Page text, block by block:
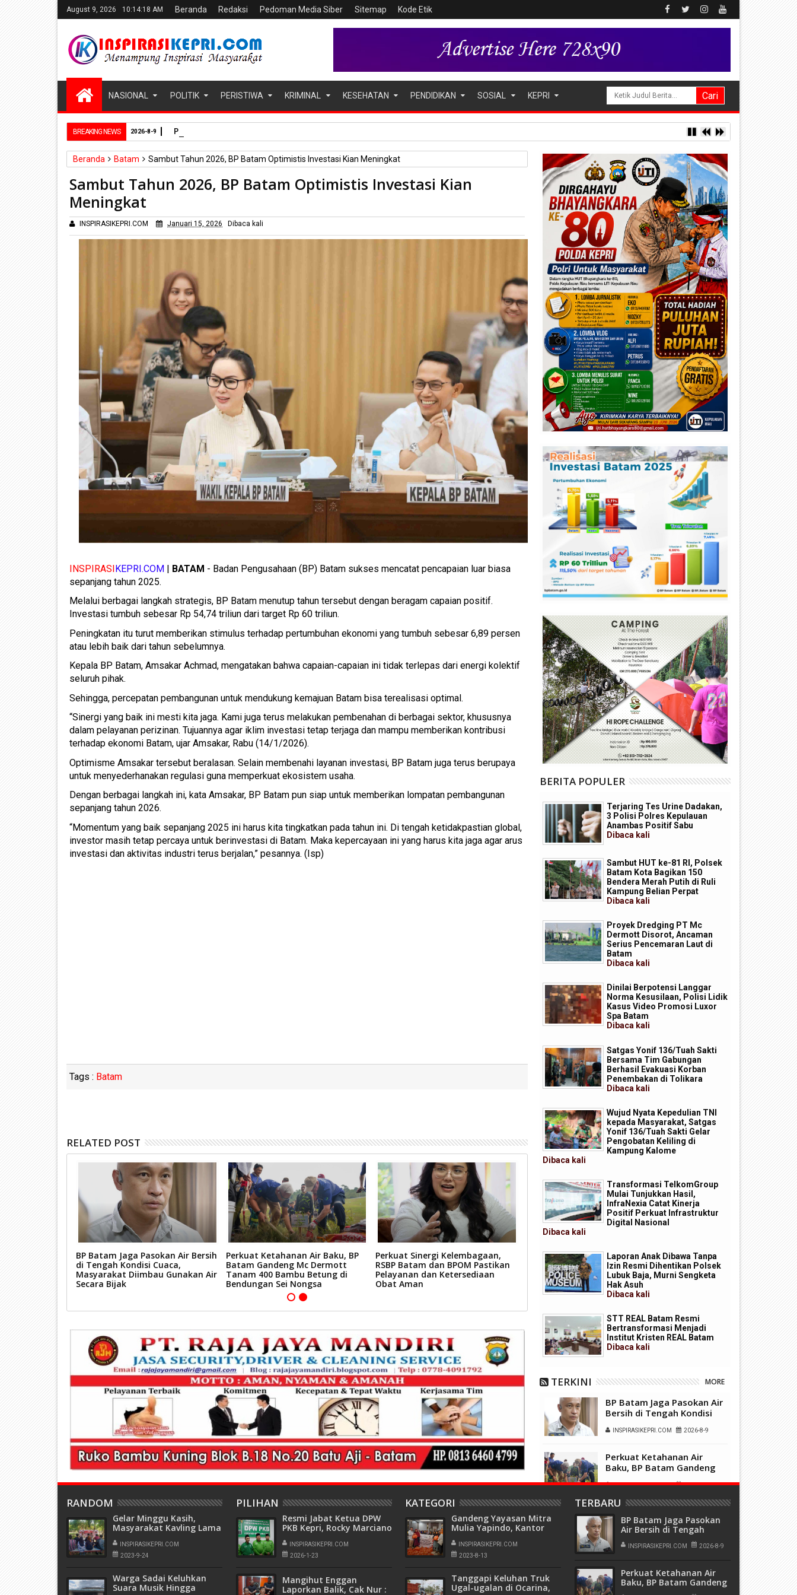
August 9, 2026 10:14:19 AM Beranda Redaksi Pedoman Media Siber Sitemap Kode Etik
NASIONAL POLITIK PERISTIWA KRIMINAL KESEHATAN PENDIDIKAN SOSIAL KEPRI
BREAKING NEWS Perkuat Ketahanan Air Baku, BP Batam Gandeng Mc Dermott Tanam 400 Bambu Betung di Bendungan Sei Nongsa
2026-8-9
Beranda Batam Sambut Tahun 2026, BP Batam Optimistis Investasi Kian Meningkat
Sambut Tahun 2026, BP Batam Optimistis Investasi Kian
Meningkat
INSPIRASIKEPRI.COM Januari 15, 2026 Dibaca kali
INSPIRASIKEPRI.COM | BATAM - Badan Pengusahaan (BP) Batam sukses mencatat pencapaian luar biasa
sepanjang tahun 2025.
Melalui berbagai langkah strategis, BP Batam menutup tahun tersebut dengan beragam capaian positif.
Investasi tumbuh sebesar Rp 54,74 triliun dari target Rp 60 triliun.
Peningkatan itu turut memberikan stimulus terhadap pertumbuhan ekonomi yang tumbuh sebesar 6,89 persen
atau lebih baik dari tahun sebelumnya.
Kepala BP Batam, Amsakar Achmad, mengatakan bahwa capaian-capaian ini tidak terlepas dari energi kolektif
seluruh pihak.
Sehingga, percepatan pembangunan untuk mendukung kemajuan Batam bisa terealisasi optimal.
“Sinergi yang baik ini mesti kita jaga. Kami juga terus melakukan pembenahan di berbagai sektor, khususnya
dalam pelayanan perizinan. Tujuannya agar iklim investasi tetap terjaga dan mampu memberikan kontribusi
terhadap ekonomi Batam, ujar Amsakar, Rabu (14/1/2026).
Optimisme Amsakar tersebut beralasan. Selain membenahi layanan investasi, BP Batam juga terus berupaya
untuk menyederhanakan regulasi guna memperkuat ekosistem usaha.
Dengan berbagai langkah ini, kata Amsakar, BP Batam pun siap untuk memberikan lompatan pembangunan
sepanjang tahun 2026.
“Momentum yang baik sepanjang 2025 ini harus kita tingkatkan pada tahun ini. Di tengah ketidakpastian global,
investor masih tetap percaya untuk berinvestasi di Batam. Maka kepercayaan ini yang harus kita jaga agar arus
investasi dan aktivitas industri terus berjalan,” pesannya. (Isp)
Tags : Batam
RELATED POST
BP Batam Jaga Pasokan Air Bersih
di Tengah Kondisi Cuaca,
Masyarakat Diimbau Gunakan Air
Secara Bijak
Perkuat Ketahanan Air Baku, BP
Batam Gandeng Mc Dermott
Tanam 400 Bambu Betung di
Bendungan Sei Nongsa
Perkuat Sinergi Kelembagaan,
RSBP Batam dan BPOM Pastikan
Pelayanan dan Ketersediaan
Obat Aman
BP Batam Perkuat Pembinaan
Talenta Muda Lewat Batam
Prime International Grassroot
Football Festival 2026
Laporan Anak Dibawa
Resmi Dihentikan Polsek
Baja, Murni Sengketa Hak
BERITA POPULER
Terjaring Tes Urine Dadakan,
3 Polisi Polres Kepulauan
Anambas Positif Sabu
Dibaca kali
Sambut HUT ke-81 RI, Polsek
Batam Kota Bagikan 150
Bendera Merah Putih di Ruli
Kampung Belian Perpat
Dibaca kali
Proyek Dredging PT Mc
Dermott Disorot, Ancaman
Serius Pencemaran Laut di
Batam
Dibaca kali
Dinilai Berpotensi Langgar
Norma Kesusilaan, Polisi Lidik
Kasus Video Promosi Luxor
Spa Batam
Dibaca kali
Satgas Yonif 136/Tuah Sakti
Bersama Tim Gabungan
Berhasil Evakuasi Korban
Penembakan di Tolikara
Dibaca kali
Wujud Nyata Kepedulian TNI
kepada Masyarakat, Satgas
Yonif 136/Tuah Sakti Gelar
Pengobatan Keliling di
Kampung Kalome
Dibaca kali
Transformasi TelkomGroup
Mulai Tunjukkan Hasil,
InfraNexia Catat Kinerja
Positif Perkuat Infrastruktur
Digital Nasional
Dibaca kali
Laporan Anak Dibawa Tanpa
Izin Resmi Dihentikan Polsek
Lubuk Baja, Murni Sengketa
Hak Asuh
Dibaca kali
STT REAL Batam Resmi
Bertransformasi Menjadi
Institut Kristen REAL Batam
Dibaca kali
TERKINI MORE
BP Batam Jaga Pasokan Air
Bersih di Tengah Kondisi
Gunakan Air Secara Bijak
INSPIRASIKEPRI.COM 2026-8-9
Perkuat Ketahanan Air
Baku, BP Batam Gandeng
Bambu Betung di
Bendungan Sei Nongsa
INSPIRASIKEPRI.COM 2026-8-9
Yonif 136/Tuah Sakti Pos Ilu
Gelar Anjangsana di
Kampung Alukme
Kelembagaan, RSBP Batam
dan BPOM Pastikan
RANDOM
Gelar Minggu Kasih,
Masyarakat Kavling Lama
Beduk Gencarkan Patroli
INSPIRASIKEPRI.COM
2023-9-24
Warga Sadai Keluhkan
Suara Musik Hingga
PILIHAN
Resmi Jabat Ketua DPW
PKB Kepri, Rocky Marciano
Manfaat Nyata Bagi
Masyarakat
INSPIRASIKEPRI.COM
2026-1-23
Mangihut Enggan
Laporkan Balik, Cak Nur :
KATEGORI
Gandeng Yayasan Mitra
Mulia Yapindo, Kantor
Fadlan & Partners
Salurkan Ratusan Paket
INSPIRASIKEPRI.COM
2023-8-13
Tanggapi Keluhan Truk
Ugal-ugalan di Ocarina,
TERBARU
BP Batam Jaga Pasokan
Air Bersih di Tengah
Masyarakat Diimbau
INSPIRASIKEPRI.COM 2026-8-9
Perkuat Ketahanan Air
Baku, BP Batam Gandeng
Mc Dermott Tanam 400